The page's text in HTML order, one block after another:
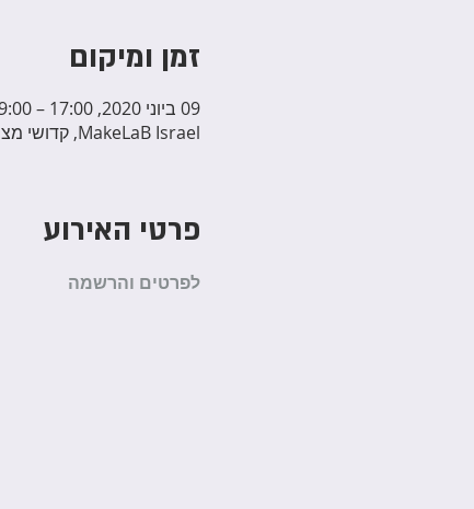
זמן ומיקום
09 ביוני 2020, 17:00 – 19:00
MakeLaB Israel, קדושי מצרים 28, Yehud, Israel
פרטי האירוע
לפרטים והרשמה